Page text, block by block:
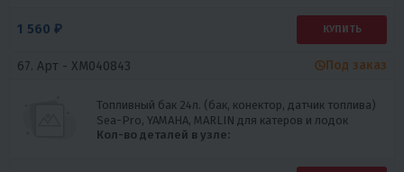
1 560 ₽ КУПИТЬ
67. Арт - XM040843
Топливный бак 24л. (бак, конектор, датчик топлива)
Sea-Pro, YAMAHA, MARLIN для катеров и лодок
Кол-во деталей в узле:
Под заказ